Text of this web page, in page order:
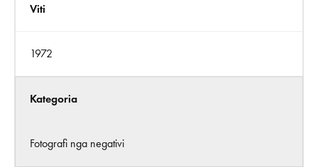
Viti
1972
Kategoria
Fotografi nga negativi